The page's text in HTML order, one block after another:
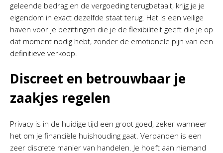
geleende bedrag en de vergoeding terugbetaalt, krijg je je
eigendom in exact dezelfde staat terug. Het is een veilige
haven voor je bezittingen die je de flexibiliteit geeft die je op
dat moment nodig hebt, zonder de emotionele pijn van een
definitieve verkoop.
Discreet en betrouwbaar je
zaakjes regelen
Privacy is in de huidige tijd een groot goed, zeker wanneer
het om je financiële huishouding gaat. Verpanden is een
zeer discrete manier van handelen. Je hoeft aan niemand